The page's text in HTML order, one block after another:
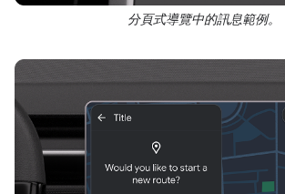
分頁式導覽中的訊息範例。